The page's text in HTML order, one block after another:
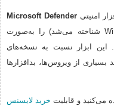
Microsoft Defender
(که قبلاً با نام Windows Defender شناخته می‌شد) را به‌صورت
ابزار نسبت به نسخه‌های
از ویروس‌ها، بدافزارها
می‌کنید و قابلیت خرید لایسنس